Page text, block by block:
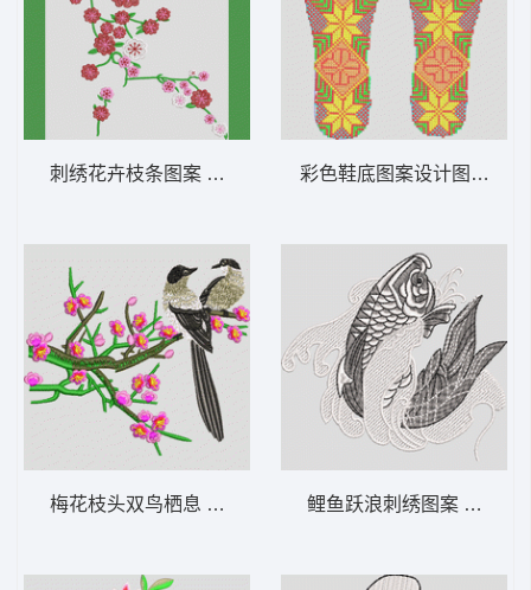
刺绣花卉枝条图案 梅花
梅花枝头双鸟栖息 鸟 喜鹊
彩色鞋底图案设计图 鞋垫
鲤鱼跃浪刺绣图案 鲤鱼